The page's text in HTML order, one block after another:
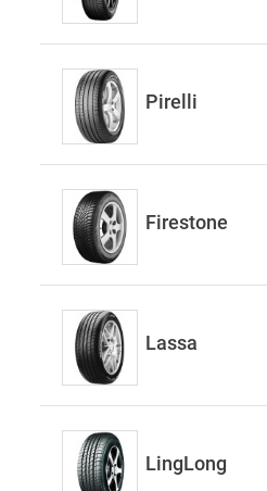
Pirelli
Firestone
Lassa
LingLong